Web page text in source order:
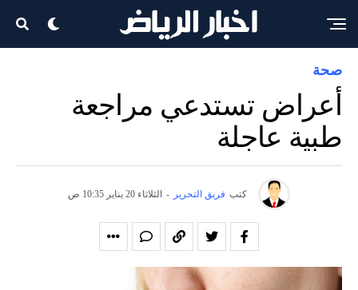
صحة
أعراض تستدعي مراجعة
طبية عاجلة
كتب فريق التحرير - الثلاثاء 20 يناير 10:35 ص